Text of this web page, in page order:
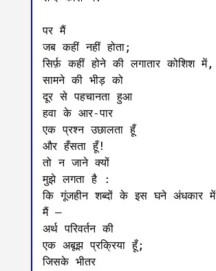
पर मैं
जब कहीं नहीं होता;
सिर्फ़ कहीं होने की लगातार कोशिश में,
सामने की भीड़ को
दूर से पहचानता हुआ
हवा के आर-पार
एक प्रश्न उछालता हूँ
और हँसता हूँ!
तो न जाने क्यों
मुझे लगता है :
कि गूंजहीन शब्दों के इस घने अंधकार में
मैं —
अर्थ परिवर्तन की
एक अबूझ प्रक्रिया हूँ;
जिसके भीतर